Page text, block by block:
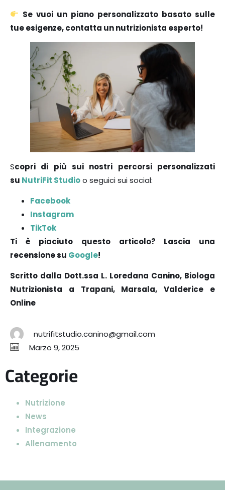
Se vuoi un piano personalizzato basato sulle
tue esigenze, contatta un nutrizionista esperto!
Scopri di più sui nostri percorsi personalizzati
su NutriFit Studioo seguici sui social:
Facebook
Instagram
TikTok
Ti è piaciuto questo articolo? Lascia una
recensione su Google!
Scritto dalla Dott.ssa L. Loredana Canino, Biologa
Nutrizionista a Trapani, Marsala, Valderice e
Online
nutrifitstudio.canino@gmail.com
Marzo 9, 2025
Categorie
Nutrizione
News
Integrazione
Allenamento